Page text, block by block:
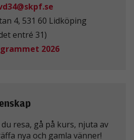
4, 531 60 Lidköping
entré 31)
2026
resa, gå på kurs, njuta av
nya och gamla vänner!